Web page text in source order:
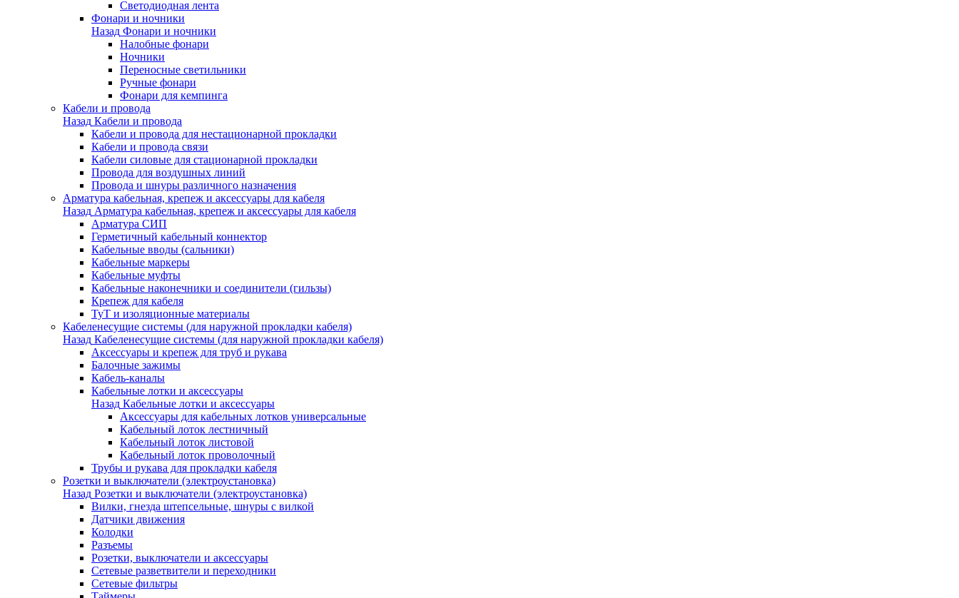
Светодиодная лента
Фонари и ночники
Назад Фонари и ночники
Налобные фонари
Ночники
Переносные светильники
Ручные фонари
Фонари для кемпинга
Кабели и провода
Назад Кабели и провода
Кабели и провода для нестационарной прокладки
Кабели и провода связи
Кабели силовые для стационарной прокладки
Провода для воздушных линий
Провода и шнуры различного назначения
Арматура кабельная, крепеж и аксессуары для кабеля
Назад Арматура кабельная, крепеж и аксессуары для кабеля
Арматура СИП
Герметичный кабельный коннектор
Кабельные вводы (сальники)
Кабельные маркеры
Кабельные муфты
Кабельные наконечники и соединители (гильзы)
Крепеж для кабеля
ТуТ и изоляционные материалы
Кабеленесущие системы (для наружной прокладки кабеля)
Назад Кабеленесущие системы (для наружной прокладки кабеля)
Аксессуары и крепеж для труб и рукава
Балочные зажимы
Кабель-каналы
Кабельные лотки и аксессуары
Назад Кабельные лотки и аксессуары
Аксессуары для кабельных лотков универсальные
Кабельный лоток лестничный
Кабельный лоток листовой
Кабельный лоток проволочный
Трубы и рукава для прокладки кабеля
Розетки и выключатели (электроустановка)
Назад Розетки и выключатели (электроустановка)
Вилки, гнезда штепсельные, шнуры с вилкой
Датчики движения
Колодки
Разъемы
Розетки, выключатели и аксессуары
Сетевые разветвители и переходники
Сетевые фильтры